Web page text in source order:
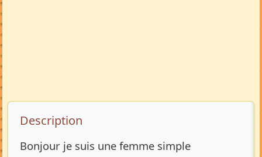
Description de l’annonce
Description
Bonjour je suis une femme simple